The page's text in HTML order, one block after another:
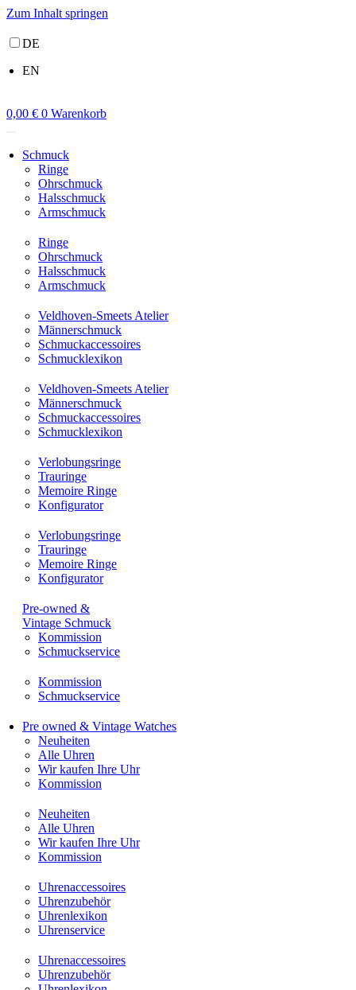
Zum Inhalt springen
DE
EN
0,00 € 0 Warenkorb
Schmuck
Ringe
Ohrschmuck
Halsschmuck
Armschmuck
Ringe
Ohrschmuck
Halsschmuck
Armschmuck
Veldhoven-Smeets Atelier
Männerschmuck
Schmuckaccessoires
Schmucklexikon
Veldhoven-Smeets Atelier
Männerschmuck
Schmuckaccessoires
Schmucklexikon
Verlobungsringe
Trauringe
Memoire Ringe
Konfigurator
Verlobungsringe
Trauringe
Memoire Ringe
Konfigurator
Pre-owned &
Vintage Schmuck
Kommission
Schmuckservice
Kommission
Schmuckservice
Pre owned & Vintage Watches
Neuheiten
Alle Uhren
Wir kaufen Ihre Uhr
Kommission
Neuheiten
Alle Uhren
Wir kaufen Ihre Uhr
Kommission
Uhrenaccessoires
Uhrenzubehör
Uhrenlexikon
Uhrenservice
Uhrenaccessoires
Uhrenzubehör